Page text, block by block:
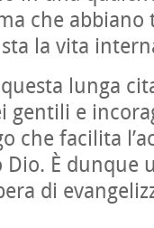
che abbiano
la vita
lunga
gentili e
che facilita
Dio. È
di